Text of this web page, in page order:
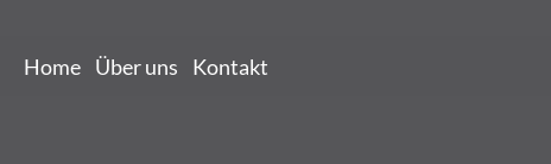
Home Über uns Kontakt